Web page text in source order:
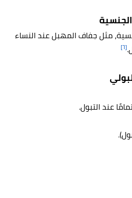
مثل جفاف المهبل عند النساء
[٦]
عند التبول.